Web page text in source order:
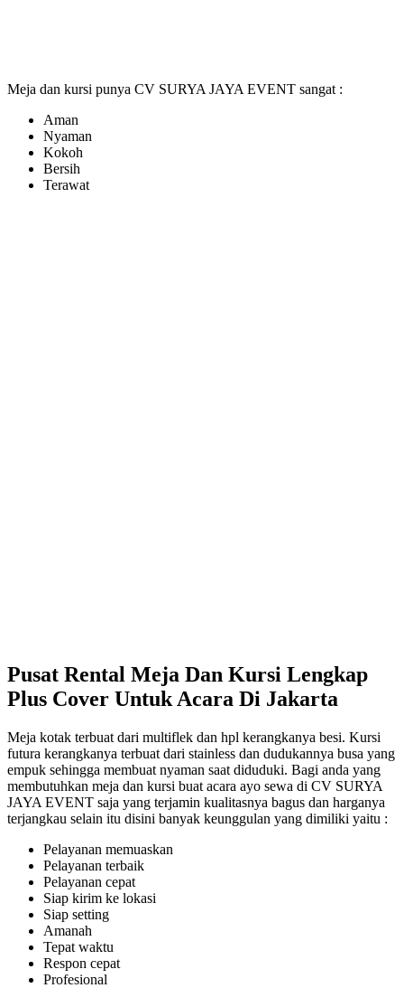
Meja dan kursi punya CV SURYA JAYA EVENT sangat :
Aman
Nyaman
Kokoh
Bersih
Terawat
Pusat Rental Meja Dan Kursi Lengkap
Plus Cover Untuk Acara Di Jakarta
Meja kotak terbuat dari multiflek dan hpl kerangkanya besi. Kursi
futura kerangkanya terbuat dari stainless dan dudukannya busa yang
empuk sehingga membuat nyaman saat diduduki. Bagi anda yang
membutuhkan meja dan kursi buat acara ayo sewa di CV SURYA
JAYA EVENT saja yang terjamin kualitasnya bagus dan harganya
terjangkau selain itu disini banyak keunggulan yang dimiliki yaitu :
Pelayanan memuaskan
Pelayanan terbaik
Pelayanan cepat
Siap kirim ke lokasi
Siap setting
Amanah
Tepat waktu
Respon cepat
Profesional